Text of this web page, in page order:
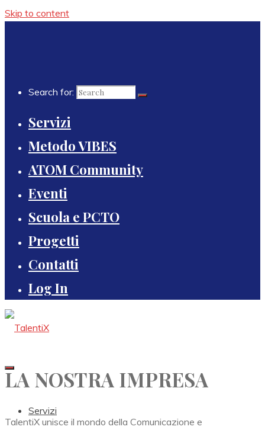
Skip to content
Search for:
Servizi
Metodo VIBES
ATOM Community
Eventi
Scuola e PCTO
Progetti
Contatti
Log In
Servizi
LA NOSTRA IMPRESA
TalentiX unisce il mondo della Comunicazione e